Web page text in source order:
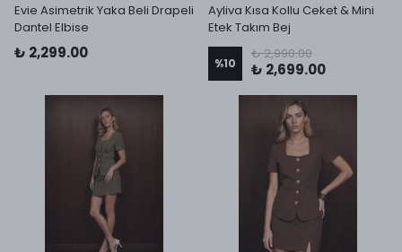
Evie Asimetrik Yaka Beli Drapeli
Dantel Elbise
₺ 2,299.00
Ayliva Kısa Kollu Ceket & Mini
Etek Takım Bej
%10
₺ 2,990.00
₺ 2,699.00